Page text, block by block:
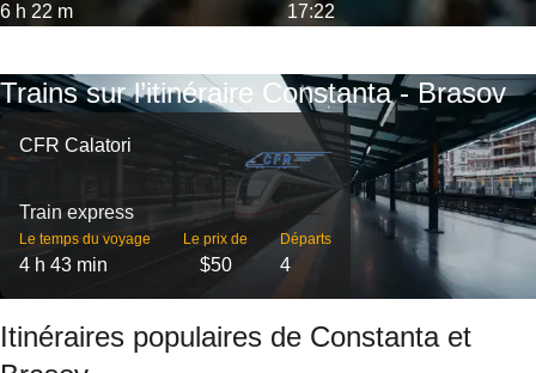
6 h 22 m 17:22
Trains sur l’itinéraire Constanta - Brasov
CFR Calatori
Train express
Le temps du voyage
4 h 43 min
Le prix de
$50
Départs
4
Itinéraires populaires de Constanta et